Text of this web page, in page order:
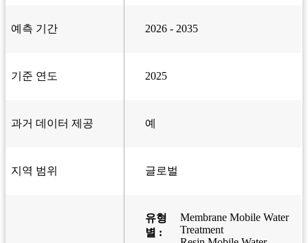
예측 기간 2026 - 2035
기준 연도 2025
과거 데이터 제공 예
지역 범위 글로벌
유형
별 :
Membrane Mobile Water
Treatment